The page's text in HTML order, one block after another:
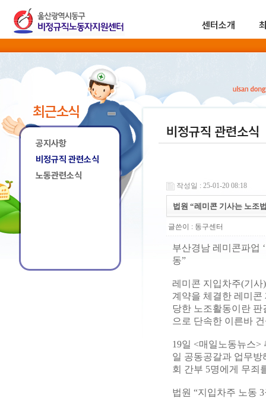
센터소개
최근소식
공지사항
비정규직 관련소식
노동관련소식
비정규직 관련소식
작성일 : 25-01-20 08:18
법원 “레미콘 기사는 노조
글쓴이 : 동구센터
부산경남 레미콘파업
동”
레미콘 지입차주(기
계약을 체결한 레미
당한 노조활동이란 판
으로 단속한 이른바
19일 <매일노동뉴스>
일 공동공갈과 업무
회 간부 5명에게 무죄
법원 “지입차주 노동